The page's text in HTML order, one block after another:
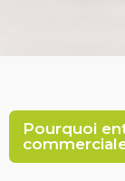
Pourquoi